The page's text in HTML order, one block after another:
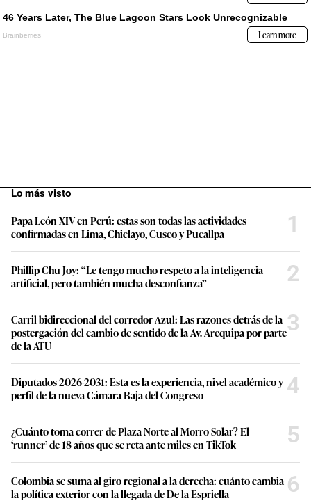
Lo más visto
Papa León XIV en Perú: estas son todas las actividades
confirmadas en Lima, Chiclayo, Cusco y Pucallpa
1
Phillip Chu Joy: “Le tengo mucho respeto a la inteligencia
artificial, pero también mucha desconfianza”
2
Carril bidireccional del corredor Azul: Las razones detrás de la
postergación del cambio de sentido de la Av. Arequipa por parte
de la ATU
3
Diputados 2026-2031: Esta es la experiencia, nivel académico y
perfil de la nueva Cámara Baja del Congreso
4
¿Cuánto toma correr de Plaza Norte al Morro Solar? El
‘runner’ de 18 años que se reta ante miles en TikTok
5
Colombia se suma al giro regional a la derecha: cuánto cambia
la política exterior con la llegada de De la Espriella
6